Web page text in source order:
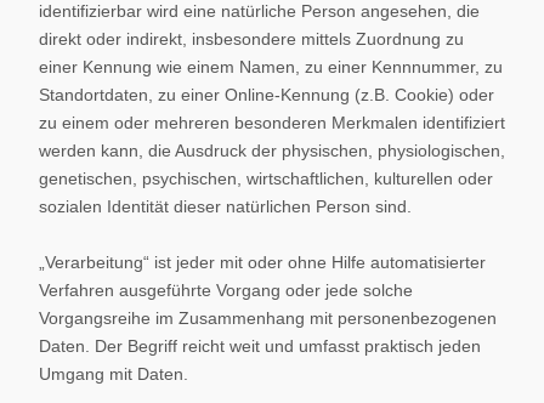
identifizierbar wird eine natürliche Person angesehen, die
direkt oder indirekt, insbesondere mittels Zuordnung zu
einer Kennung wie einem Namen, zu einer Kennnummer, zu
Standortdaten, zu einer Online-Kennung (z.B. Cookie) oder
zu einem oder mehreren besonderen Merkmalen identifiziert
werden kann, die Ausdruck der physischen, physiologischen,
genetischen, psychischen, wirtschaftlichen, kulturellen oder
sozialen Identität dieser natürlichen Person sind.
„Verarbeitung“ ist jeder mit oder ohne Hilfe automatisierter
Verfahren ausgeführte Vorgang oder jede solche
Vorgangsreihe im Zusammenhang mit personenbezogenen
Daten. Der Begriff reicht weit und umfasst praktisch jeden
Umgang mit Daten.